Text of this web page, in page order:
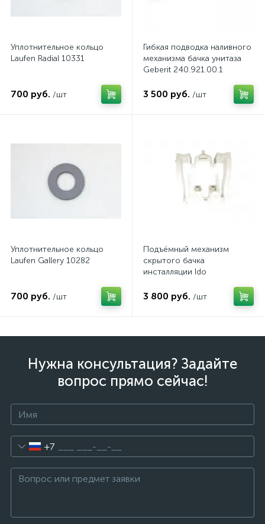
Уплотнительное кольцо
Laufen Radial 10331
700 руб. /шт
Гибкая подводка наливного
механизма бачка унитаза
Geberit 240.921.00.1
3 500 руб. /шт
Уплотнительное кольцо
Laufen Gallery 10282
700 руб. /шт
Подъёмный механизм
скрытого бачка
инсталляции Ido
3 800 руб. /шт
Нужна консультация? Задайте
вопрос прямо сейчас!
+7